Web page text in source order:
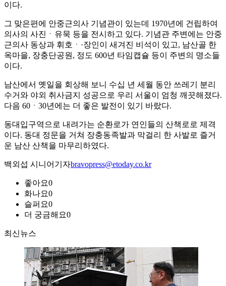
이다.
그 맞은편에 안중근의사 기념관이 있는데 1970년에 건립하여
의사의 사진ㆍ유묵 등을 전시하고 있다. 기념관 주변에는 안중
근의사 동상과 휘호ㆍ·장인이 새겨진 비석이 있고, 남산골 한
옥마을, 장충단공원, 정도 600년 타임캡슐 등이 주변의 명소들
이다.
남산에서 옛일을 회상해 보니 수십 년 세월 동안 쓰레기 분리
수거와 야외 취사금지 성공으로 우리 서울이 엄청 깨끗해졌다.
다음 60ㆍ30년에는 더 좋은 발전이 있기 바랐다.
동대입구역으로 내려가는 순환로가 연인들의 산책로로 제격
이다. 동대 정문을 거쳐 장충동족발과 막걸리 한 사발로 즐거
운 남산 산책을 마무리하였다.
백외섭 시니어기자bravopress@etoday.co.kr
좋아요0
화나요0
슬퍼요0
더 궁금해요0
최신뉴스